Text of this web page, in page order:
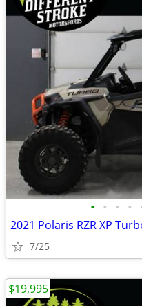
• • • •
2021 Polaris RZR XP
7/25
$19,995